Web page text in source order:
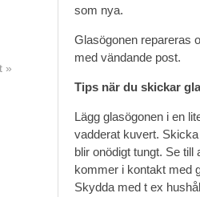
»
som nya.
Glasögonen repareras
med vändande post.
Tips när du skickar
Lägg glasögonen i en
vadderat kuvert.
blir onödigt tungt. Se till
kommer i kontakt med
Skydda med t ex